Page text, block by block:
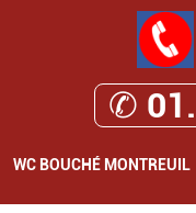
✆
WC BOUCHÉ MONTREUIL